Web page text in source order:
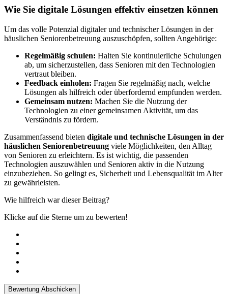
Wie Sie digitale Lösungen effektiv einsetzen können
Um das volle Potenzial digitaler und technischer Lösungen in der
häuslichen Seniorenbetreuung auszuschöpfen, sollten Angehörige:
Regelmäßig schulen: Halten Sie kontinuierliche Schulungen
ab, um sicherzustellen, dass Senioren mit den Technologien
vertraut bleiben.
Feedback einholen: Fragen Sie regelmäßig nach, welche
Lösungen als hilfreich oder überfordernd empfunden werden.
Gemeinsam nutzen: Machen Sie die Nutzung der
Technologien zu einer gemeinsamen Aktivität, um das
Verständnis zu fördern.
Zusammenfassend bieten digi­tale und tech­ni­sche Lösun­gen in der
häus­li­chen Senio­ren­be­treu­ung viele Möglichkeiten, den Alltag
von Senioren zu erleichtern. Es ist wichtig, die passenden
Technologien auszuwählen und Senioren aktiv in die Nutzung
einzubeziehen. So gelingt es, Sicherheit und Lebensqualität im Alter
zu gewährleisten.
Wie hilfreich war dieser Beitrag?
Klicke auf die Sterne um zu bewerten!
Bewertung Abschicken